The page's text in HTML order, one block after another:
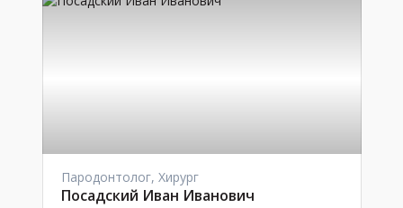
Пародонтолог, Хирург
Посадский Иван Иванович